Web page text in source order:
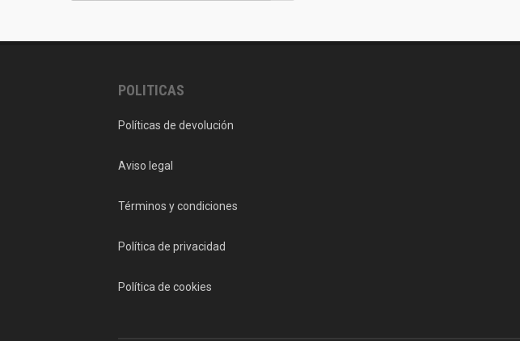
POLITICAS
Políticas de devolución
Aviso legal
Términos y condiciones
Política de privacidad
Política de cookies